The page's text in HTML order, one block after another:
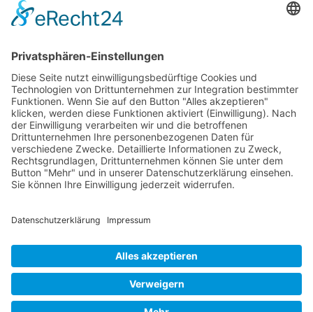
Vermietung (alles)
Hebetechnik
Sägen, Trennen
Bagger
Oberflächenbearbeitung
Heizen, Kühlen, Luft
Reinigung
Strom
Verdichtung
© Baumaschinen Schmittinger GmbH Raiffeisenstr. 14 . 73257 Köngen . Tel.: